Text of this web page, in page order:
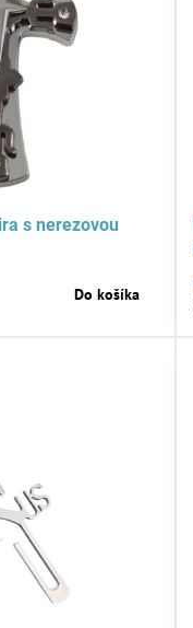
s nerezovou
Do košíka